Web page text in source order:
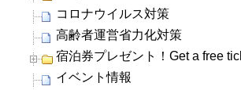
コロナウイルス対策
高齢者運営省力化対策
宿泊券プレゼント！Get a free
イベント情報